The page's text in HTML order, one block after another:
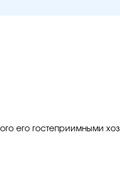
его гостеприимными